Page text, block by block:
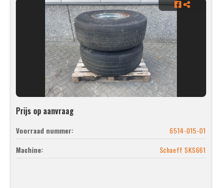
Prijs op aanvraag
Voorraad nummer:
6514-015-01
Machine:
Schaeff SKS661